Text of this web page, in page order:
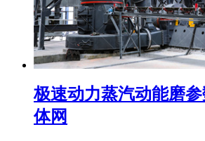
极速动力蒸汽动能磨
体网